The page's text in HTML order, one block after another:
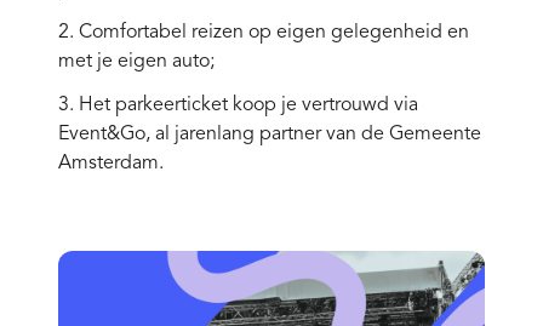
2. Comfortabel reizen op eigen gelegenheid en
met je eigen auto;
3. Het parkeerticket koop je vertrouwd via
Event&Go, al jarenlang partner van de Gemeente
Amsterdam.